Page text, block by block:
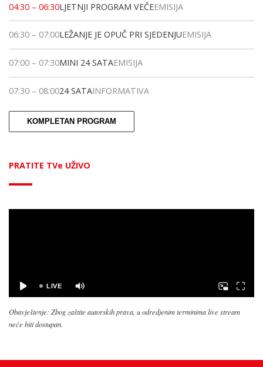
04:30 – 06:30LJETNJI PROGRAM VEČEEMISIJA
06:30 – 07:00LEŽANJE JE OPUČ PRI SJEDENJUEMISIJA
07:00 – 07:30MINI 24 SATAEMISIJA
07:30 – 08:0024 SATAINFORMATIVA
KOMPLETAN PROGRAM
PRATITE TVe UŽIVO
Obavještenje: Zbog zaštite autorskih prava, u odredjenim terminima live stream
neće biti dostupan.